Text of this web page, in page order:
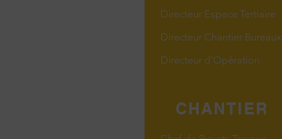
Directeur Espace Tertiaire
Directeur Chantier Bureaux
Directeur d'Opération
CHANTIER